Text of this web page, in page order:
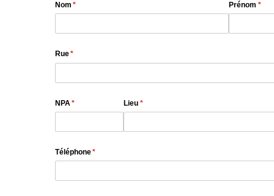
Nom *
(requis) Prénom *
Rue*
(requis)
NPA *
(requis) Lieu *
(requis)
Téléphone*
(requis)